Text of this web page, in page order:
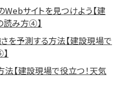
サイトを見つけよう【建
読み方④】
を予測する方法【建設現場で
【建設現場で役立つ！天気